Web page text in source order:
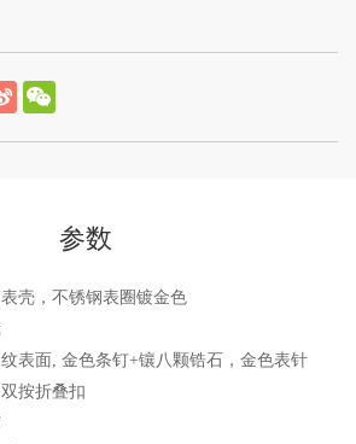
参数
壳，不锈钢表圈镀金色
表面, 金色条钉+镶八颗锆石，金色表针
按折叠扣